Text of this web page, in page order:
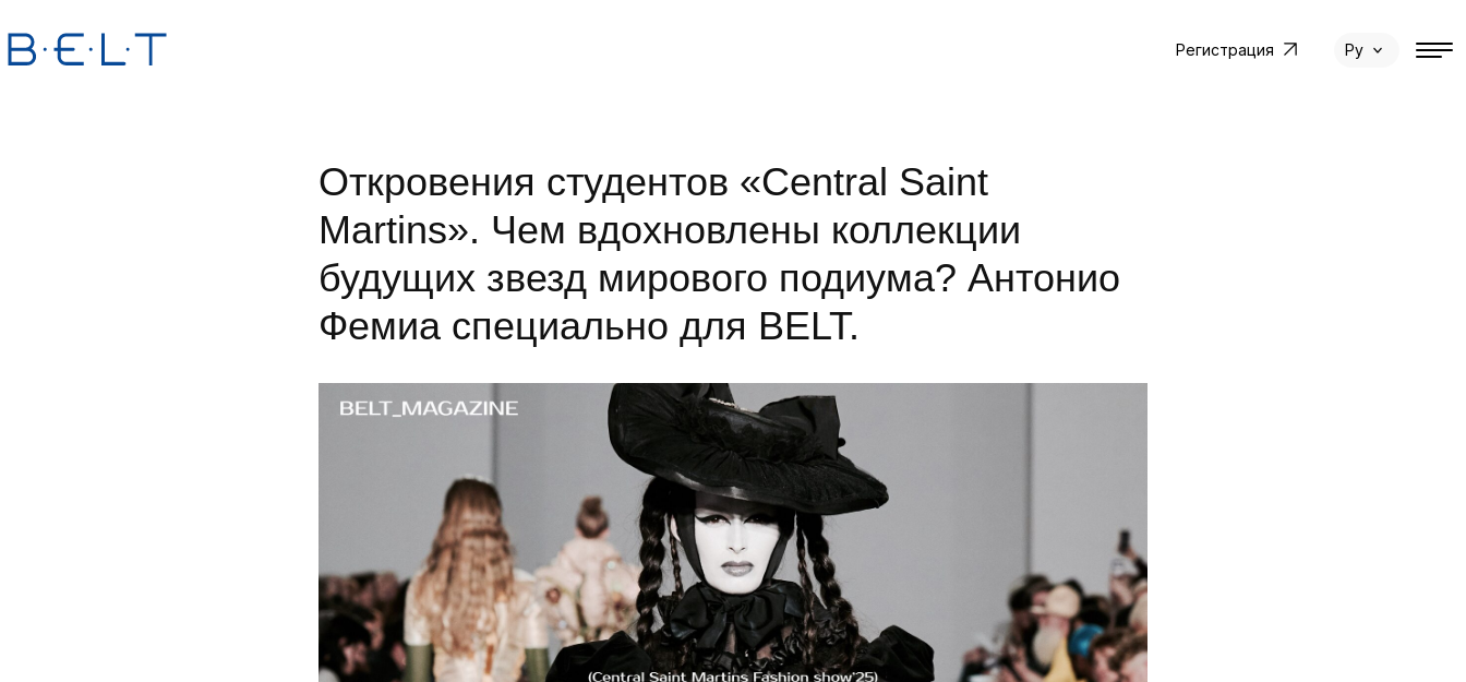
Регистрация Ру
Откровения студентов «Central Saint
Martins». Чем вдохновлены коллекции
будущих звезд мирового подиума? Антонио
Фемиа специально для BELT.